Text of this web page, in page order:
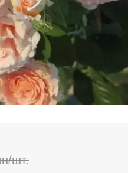
шт.